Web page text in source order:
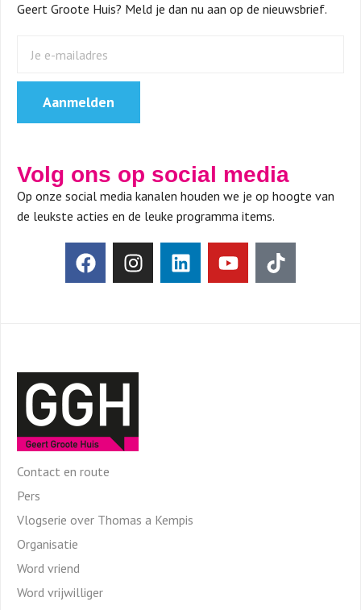
Geert Groote Huis? Meld je dan nu aan op de nieuwsbrief.
Aanmelden
Volg ons op social media
Op onze social media kanalen houden we je op hoogte van
de leukste acties en de leuke programma items.
Contact en route
Pers
Vlogserie over Thomas a Kempis
Organisatie
Word vriend
Word vrijwilliger